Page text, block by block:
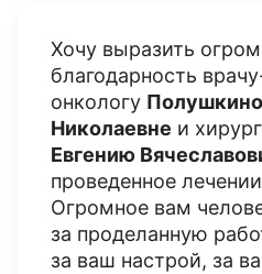
Хочу выразить
благодарность
онкологу
Николаевне и
Евгению
проведенное
Огромное вам
за проделанную
за ваш настрой, за